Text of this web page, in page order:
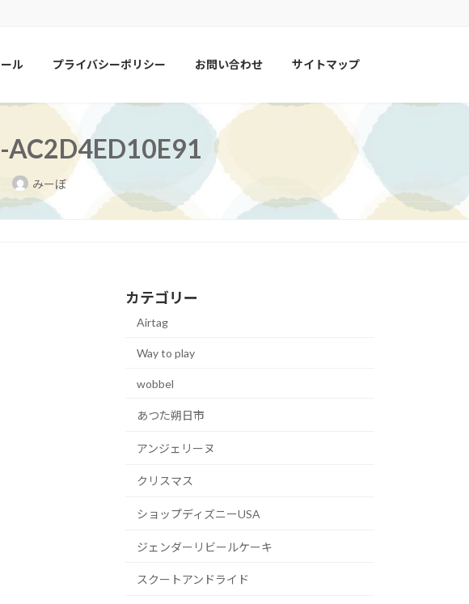
ル プライバシーポリシー お問い合わせ サイトマップ
みーぼ
カテゴリー
Airtag
Way to play
wobbel
あつた朔日市
アンジェリーヌ
クリスマス
ショップディズニーUSA
ジェンダーリビールケーキ
スクートアンドライド